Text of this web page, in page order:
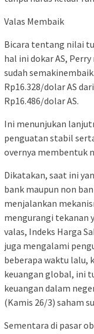
Valas Membaik
Bicara tentang nilai
hal ini dokar AS,
sudah
Rp16.328/dolar AS
Rp16.486/dolar AS.
Ini menunjukan
penguatan stabil
overnya membentuk
Dikatakan, saat ini
bank maupun non
menjalankan
mengurangi tekanan
valas, Indeks Harga
juga mengalami
beberapa waktu lalu,
keuangan global, ini
keuangan dalam
(Kamis 26/3) saham
Sementara di pasar